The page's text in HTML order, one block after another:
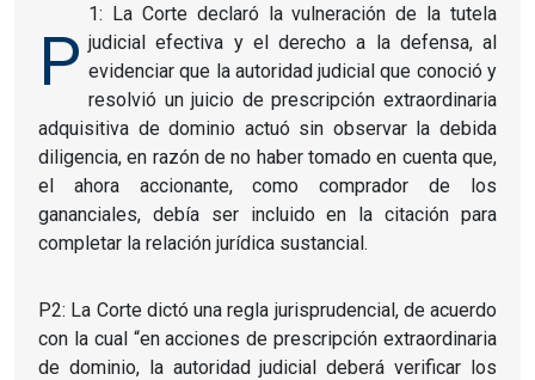
P
1: La Corte declaró la vulneración de la tutela
judicial efectiva y el derecho a la defensa, al
evidenciar que la autoridad judicial que conoció y
resolvió un juicio de prescripción extraordinaria
adquisitiva de dominio actuó sin observar la debida
diligencia, en razón de no haber tomado en cuenta que,
el ahora accionante, como comprador de los
gananciales, debía ser incluido en la citación para
completar la relación jurídica sustancial.
P2: La Corte dictó una regla jurisprudencial, de acuerdo
con la cual “en acciones de prescripción extraordinaria
de dominio, la autoridad judicial deberá verificar los